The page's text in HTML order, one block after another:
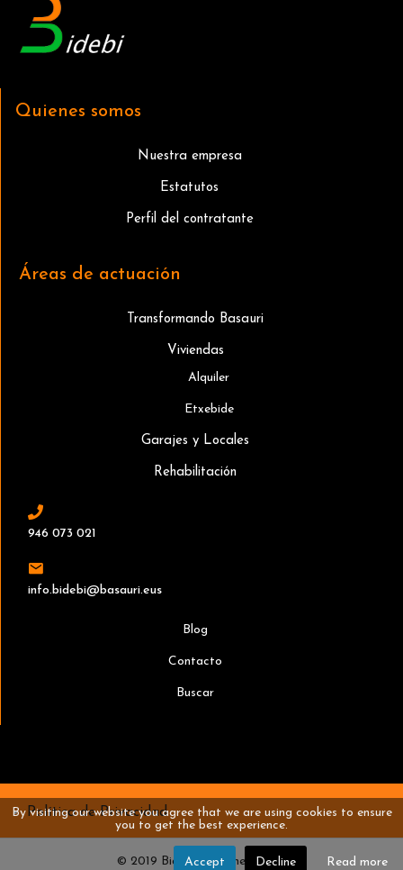
Quienes somos
Nuestra empresa
Estatutos
Perfil del contratante
Áreas de actuación
Transformando Basauri
Viviendas
Alquiler
Etxebide
Garajes y Locales
Rehabilitación
946 073 021
info.bidebi@basauri.eus
Blog
Contacto
Buscar
Política de Privacidad
© 2019 Bidebi. Designed by TI
By visiting our website you agree that we are using cookies to ensure
you to get the best experience.
Accept Decline Read more